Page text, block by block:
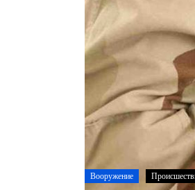
Вооружение